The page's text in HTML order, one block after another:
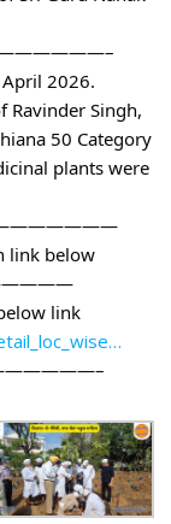
2026.
Ravinder Singh,
50 Category
plants were
link below
link